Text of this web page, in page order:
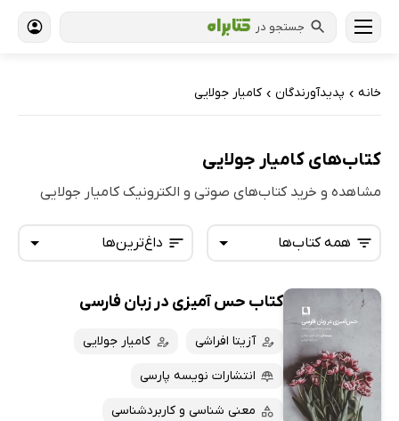
جستجو در
خانه › پدیدآورندگان › کامیار جولایی
کتاب‌های کامیار جولایی
مشاهده و خرید کتاب‌های صوتی و الکترونیک کامیار جولایی
داغ‌ترین‌ها
تازه‌ها
داغ‌ترین‌ها
پرفروش‌ها
پربحث‌ها
همه کتاب‌ها
همه کتاب‌ها
کتاب‌های صوتی
کتاب‌های متنی
کتاب حس آمیزی در زبان فارسی
آزیتا افراشی کامیار جولایی
انتشارات نویسه پارسی
معنی شناسی و کاربردشناسی